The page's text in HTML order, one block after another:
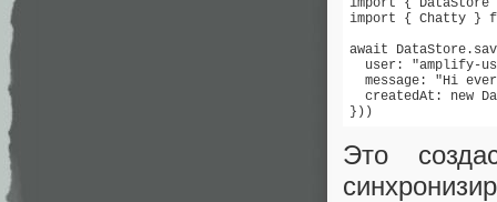
import { Chatty }
await
user: "amplify-
message: "Hi
createdAt: new
}))
Это